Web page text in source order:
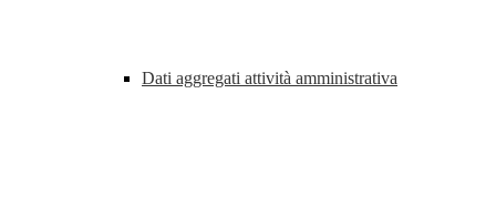
Dati aggregati attività amministrativa